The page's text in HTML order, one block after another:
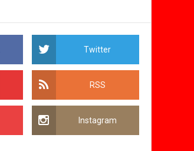
Twitter
RSS
Instagram